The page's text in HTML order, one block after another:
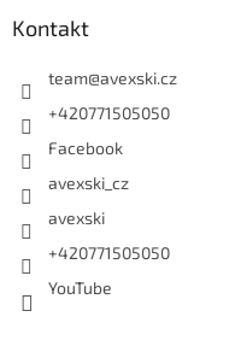
Kontakt
team@avexski.cz
+420771505050
Facebook
avexski_cz
avexski
+420771505050
YouTube